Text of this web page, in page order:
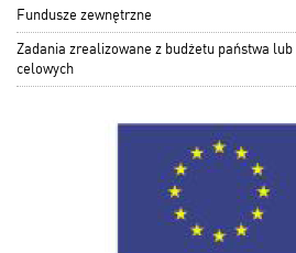
Fundusze zewnętrzne
Zadania zrealizowane z budżetu państwa
celowych